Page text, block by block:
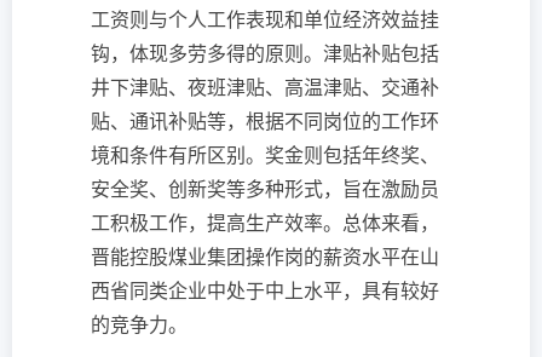
工资则与个人工作表现和单位经济效益挂
钩，体现多劳多得的原则。津贴补贴包括
井下津贴、夜班津贴、高温津贴、交通补
贴、通讯补贴等，根据不同岗位的工作环
境和条件有所区别。奖金则包括年终奖、
安全奖、创新奖等多种形式，旨在激励员
工积极工作，提高生产效率。总体来看，
晋能控股煤业集团操作岗的薪资水平在山
西省同类企业中处于中上水平，具有较好
的竞争力。